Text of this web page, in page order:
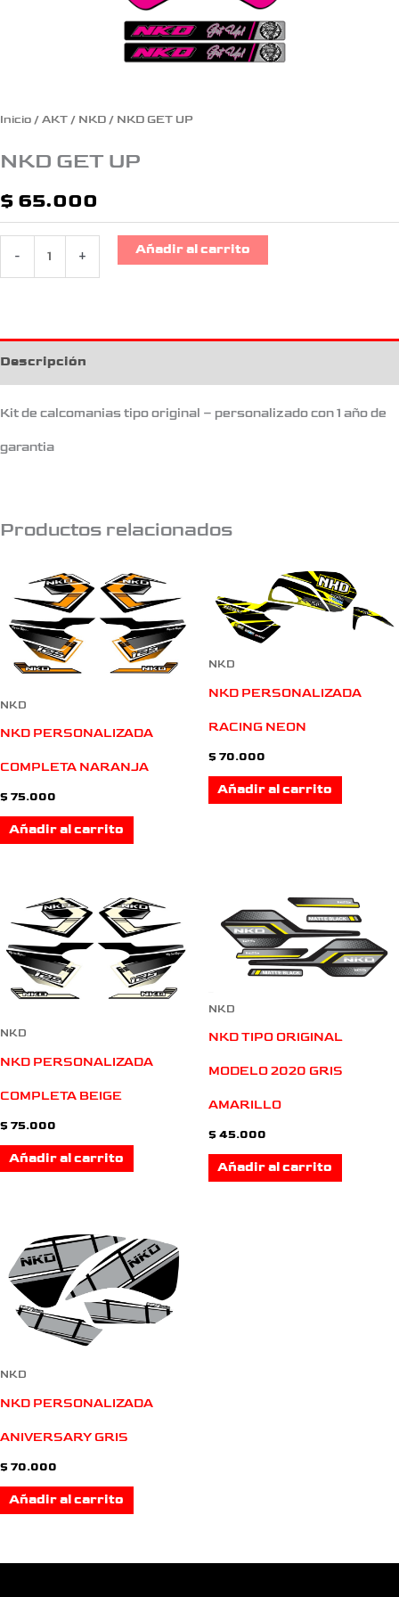
Inicio / AKT / NKD / NKD GET UP
NKD GET UP
$ 65.000
- +
Añadir al carrito
Descripción
Kit de calcomanias tipo original – personalizado con 1 año de
garantia
Productos relacionados
NKD
NKD PERSONALIZADA
COMPLETA NARANJA
$ 75.000
Añadir al carrito
NKD
NKD PERSONALIZADA
RACING NEON
$ 70.000
Añadir al carrito
NKD
NKD PERSONALIZADA
COMPLETA BEIGE
$ 75.000
Añadir al carrito
NKD
NKD TIPO ORIGINAL
MODELO 2020 GRIS
AMARILLO
$ 45.000
Añadir al carrito
NKD
NKD PERSONALIZADA
ANIVERSARY GRIS
$ 70.000
Añadir al carrito